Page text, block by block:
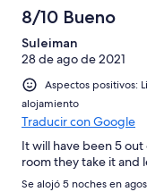
that could rival
energy. Safe,
definition of a perfect
8/10 Bueno
Suleiman
28 de ago de 2021
Aspectos positivos:
alojamiento
Traducir con Google
It will have been 5
room they take it and
Se alojó 5 noches en